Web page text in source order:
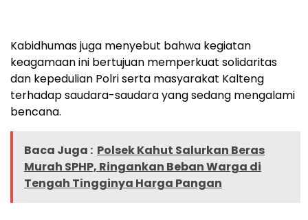
Kabidhumas juga menyebut bahwa kegiatan
keagamaan ini bertujuan memperkuat solidaritas
dan kepedulian Polri serta masyarakat Kalteng
terhadap saudara-saudara yang sedang mengalami
bencana.
Baca Juga : Polsek Kahut Salurkan Beras
Murah SPHP, Ringankan Beban Warga di
Tengah Tingginya Harga Pangan